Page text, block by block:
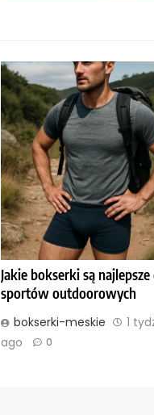
Jakie bokserki są najlepsze
sportów outdoorowych
bokserki-meskie
1
ago
0